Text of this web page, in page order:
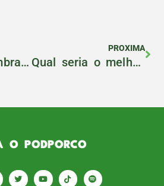
Marcinho relembra passagem artilheira pelo Palmeiras no PodPorco #135
PROXIMA
Qual seria o melhor clube para Estevão na Europa?
O PODPORCO